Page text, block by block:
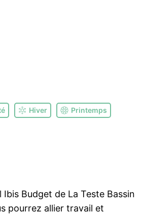
Hiver Printemps
Budget de La Teste Bassin
pourrez allier travail et